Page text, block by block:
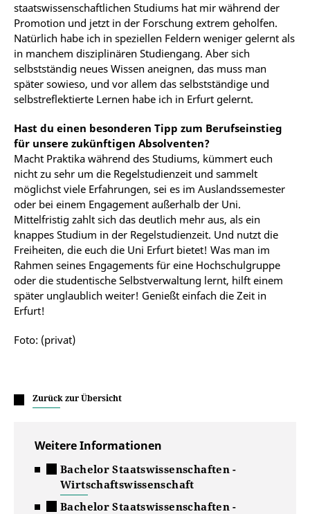
staatswissenschaftlichen Studiums hat mir während der
Promotion und jetzt in der Forschung extrem geholfen.
Natürlich habe ich in speziellen Feldern weniger gelernt als
in manchem disziplinären Studiengang. Aber sich
selbstständig neues Wissen aneignen, das muss man
später sowieso, und vor allem das selbstständige und
selbstreflektierte Lernen habe ich in Erfurt gelernt.
Hast du einen besonderen Tipp zum Berufseinstieg
für unsere zukünftigen Absolventen?
Macht Praktika während des Studiums, kümmert euch
nicht zu sehr um die Regelstudienzeit und sammelt
möglichst viele Erfahrungen, sei es im Auslandssemester
oder bei einem Engagement außerhalb der Uni.
Mittelfristig zahlt sich das deutlich mehr aus, als ein
knappes Studium in der Regelstudienzeit. Und nutzt die
Freiheiten, die euch die Uni Erfurt bietet! Was man im
Rahmen seines Engagements für eine Hochschulgruppe
oder die studentische Selbstverwaltung lernt, hilft einem
später unglaublich weiter! Genießt einfach die Zeit in
Erfurt!
Foto: (privat)
Zurück zur Übersicht
Weitere Informationen
Bachelor Staatswissenschaften -
Wirtschaftswissenschaft
Bachelor Staatswissenschaften -